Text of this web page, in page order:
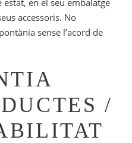
estat, en el seu embalatge
accessoris. No
sense l’acord de
/